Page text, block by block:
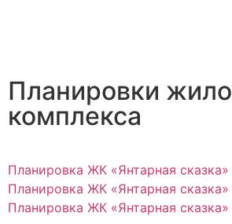
Планировки
комплекса
Планировка ЖК «Янтарная сказка»
Планировка ЖК «Янтарная сказка»
Планировка ЖК «Янтарная сказка»